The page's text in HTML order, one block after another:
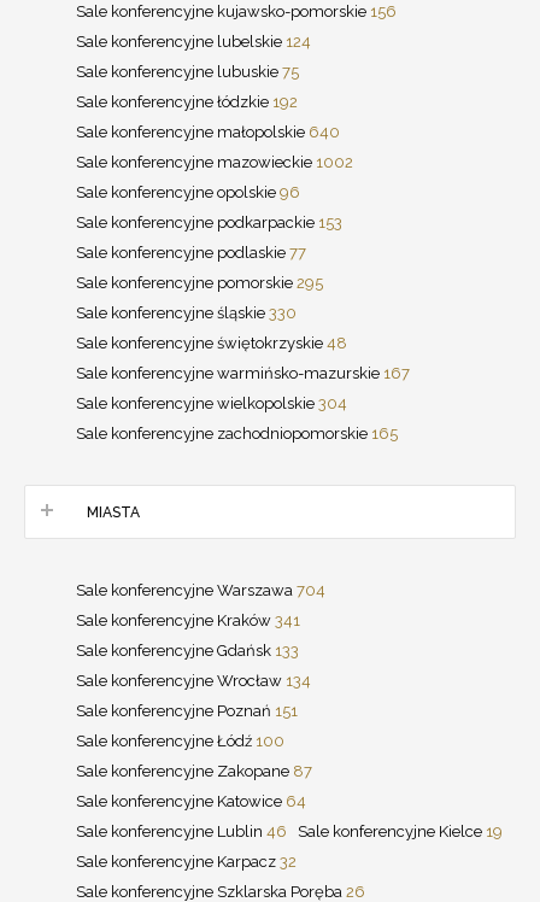
Sale konferencyjne kujawsko-pomorskie 156
Sale konferencyjne lubelskie 124
Sale konferencyjne lubuskie 75
Sale konferencyjne łódzkie 192
Sale konferencyjne małopolskie 640
Sale konferencyjne mazowieckie 1002
Sale konferencyjne opolskie 96
Sale konferencyjne podkarpackie 153
Sale konferencyjne podlaskie 77
Sale konferencyjne pomorskie 295
Sale konferencyjne śląskie 330
Sale konferencyjne świętokrzyskie 48
Sale konferencyjne warmińsko-mazurskie 167
Sale konferencyjne wielkopolskie 304
Sale konferencyjne zachodniopomorskie 165
MIASTA
Sale konferencyjne Warszawa 704
Sale konferencyjne Kraków 341
Sale konferencyjne Gdańsk 133
Sale konferencyjne Wrocław 134
Sale konferencyjne Poznań 151
Sale konferencyjne Łódź 100
Sale konferencyjne Zakopane 87
Sale konferencyjne Katowice 64
Sale konferencyjne Lublin 46 Sale konferencyjne Kielce 19
Sale konferencyjne Karpacz 32
Sale konferencyjne Szklarska Poręba 26